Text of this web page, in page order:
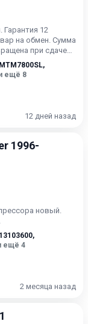
12
на обмен. Сумма
при сдаче
MTM7800SL,
ещё 8
12 дней назад
1996-
новый.
,
ещё 4
2 месяца назад